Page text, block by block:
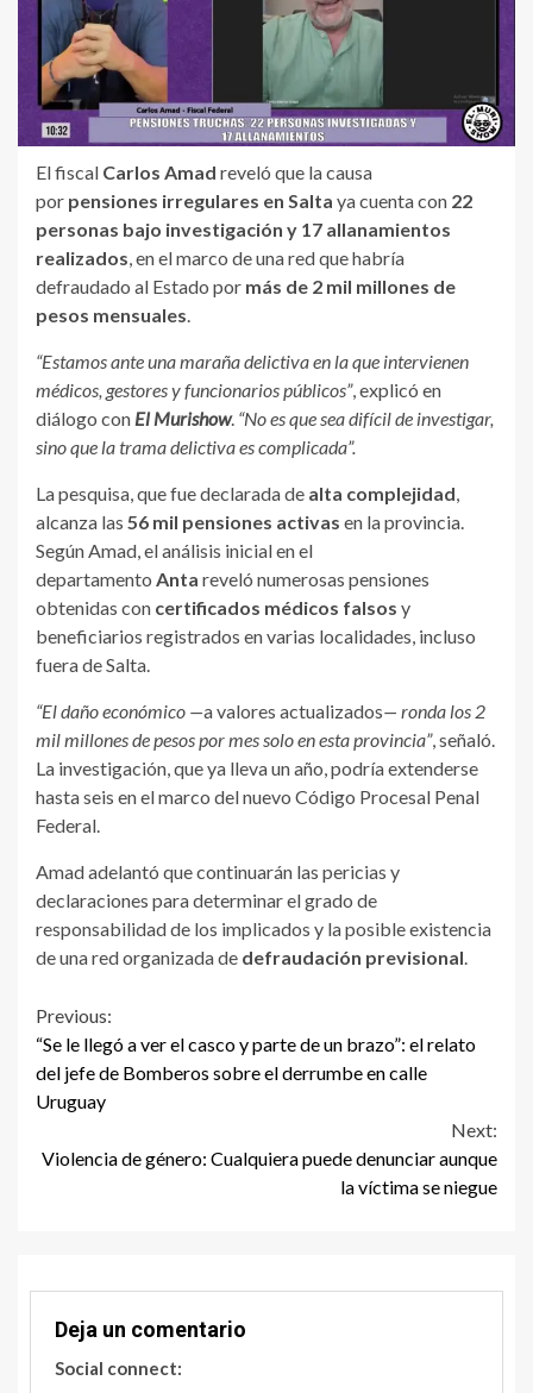
El fiscal Carlos Amad reveló que la causa
por pensiones irregulares en Salta ya cuenta con 22
personas bajo investigación y 17 allanamientos
realizados , en el marco de una red que habría
defraudado al Estado por más de 2 mil millones de
pesos mensuales
“Estamos ante una maraña delictiva en la que intervienen
médicos, gestores y funcionarios públicos”, explicó en
diálogo con El Murishow. “No es que sea difícil de investigar,
sino que la trama delictiva es complicada”.
La pesquisa, que fue declarada de alta complejidad
alcanza las 56 mil pensiones activas en la provincia.
Según Amad, el análisis inicial en el
departamento Anta reveló numerosas pensiones
obtenidas con certificados médicos falsos y
beneficiarios registrados en varias localidades, incluso
fuera de Salta.
“El daño económico —a valores actualizados— ronda los 2
mil millones de pesos por mes solo en esta provincia”, señaló.
La investigación, que ya lleva un año, podría extenderse
hasta seis en el marco del nuevo Código Procesal Penal
Federal.
Amad adelantó que continuarán las pericias y
declaraciones para determinar el grado de
responsabilidad de los implicados y la posible existencia
de una red organizada de defraudación previsional
Continue
Reading
Previous:
“Se le llegó a ver el casco y parte de un brazo”: el relato
del jefe de Bomberos sobre el derrumbe en calle
Uruguay
Next:
Violencia de género: Cualquiera puede denunciar aunque
la víctima se niegue
Deja un comentario
Social connect: